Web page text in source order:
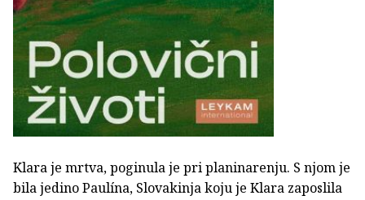
Klara je mrtva, poginula je pri planinarenju. S njom je
bila jedino Paulína, Slovakinja koju je Klara zaposlila